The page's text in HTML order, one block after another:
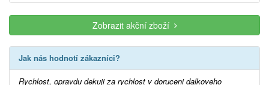
Zobrazit akční zboží
Jak nás hodnotí zákazníci?
Rychlost, opravdu dekuji za rychlost v doruceni dalkoveho